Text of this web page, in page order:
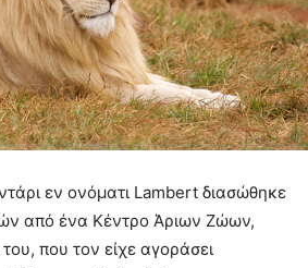
εν ονόματι Lambert διασώθηκε
από ένα Κέντρο Άριων Ζώων,
που τον είχε αγοράσει